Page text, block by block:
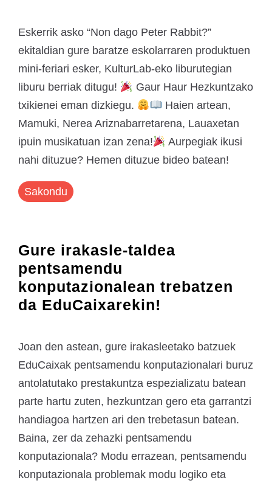
Eskerrik asko “Non dago Peter Rabbit?”
ekitaldian gure baratze eskolarraren produktuen
mini-feriari esker, KulturLab-eko liburutegian
liburu berriak ditugu!
Gaur Haur Hezkuntzako
txikienei eman dizkiegu.
Haien artean,
Mamuki, Nerea Ariznabarretarena, Lauaxetan
ipuin musikatuan izan zena!
Aurpegiak ikusi
nahi dituzue? Hemen dituzue bideo batean!
Sakondu
Gure irakasle-taldea
pentsamendu
konputazionalean trebatzen
da EduCaixarekin!
Joan den astean, gure irakasleetako batzuek
EduCaixak pentsamendu konputazionalari buruz
antolatutako prestakuntza espezializatu batean
parte hartu zuten, hezkuntzan gero eta garrantzi
handiagoa hartzen ari den trebetasun batean.
Baina, zer da zehazki pentsamendu
konputazionala? Modu errazean, pentsamendu
konputazionala problemak modu logiko eta